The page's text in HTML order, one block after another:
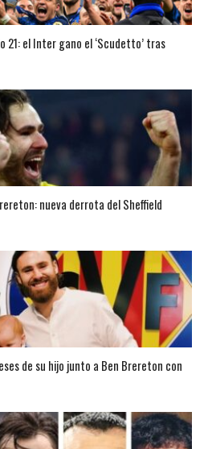
21: el Inter gano el ‘Scudetto’ tras
nueva derrota del Sheffield
de su hijo junto a Ben Brereton con